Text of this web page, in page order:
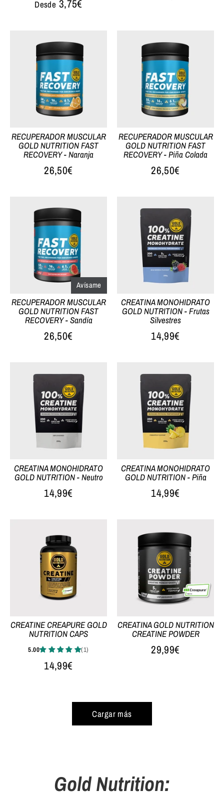
Desde 3,75€
RECUPERADOR MUSCULAR
GOLD NUTRITION FAST
RECOVERY - Naranja
26,50€
RECUPERADOR MUSCULAR
GOLD NUTRITION FAST
RECOVERY - Piña Colada
26,50€
Avísame
RECUPERADOR MUSCULAR
GOLD NUTRITION FAST
RECOVERY - Sandía
26,50€
CREATINA MONOHIDRATO
GOLD NUTRITION - Frutas
Silvestres
14,99€
CREATINA MONOHIDRATO
GOLD NUTRITION - Neutro
14,99€
CREATINA MONOHIDRATO
GOLD NUTRITION - Piña
14,99€
CREATINE CREAPURE GOLD
NUTRITION CAPS
14,99€
CREATINA GOLD NUTRITION
CREATINE POWDER
29,99€
Cargar más
Gold Nutrition: